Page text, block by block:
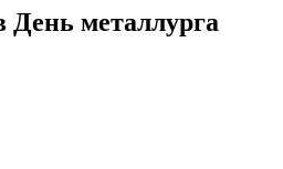
День металлурга